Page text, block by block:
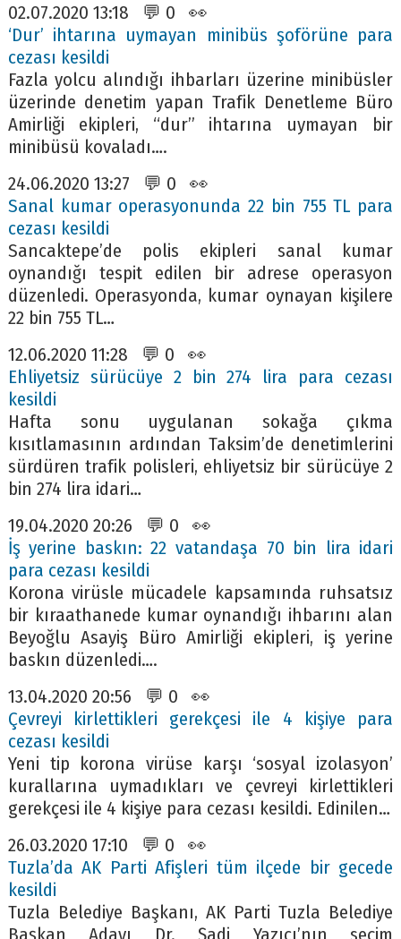
02.07.2020 13:18 💬 0 👀
‘Dur’ ihtarına uymayan minibüs şoförüne para
cezası kesildi
Fazla yolcu alındığı ihbarları üzerine minibüsler
üzerinde denetim yapan Trafik Denetleme Büro
Amirliği ekipleri, “dur” ihtarına uymayan bir
minibüsü kovaladı….
24.06.2020 13:27 💬 0 👀
Sanal kumar operasyonunda 22 bin 755 TL para
cezası kesildi
Sancaktepe’de polis ekipleri sanal kumar
oynandığı tespit edilen bir adrese operasyon
düzenledi. Operasyonda, kumar oynayan kişilere
22 bin 755 TL…
12.06.2020 11:28 💬 0 👀
Ehliyetsiz sürücüye 2 bin 274 lira para cezası
kesildi
Hafta sonu uygulanan sokağa çıkma
kısıtlamasının ardından Taksim’de denetimlerini
sürdüren trafik polisleri, ehliyetsiz bir sürücüye 2
bin 274 lira idari…
19.04.2020 20:26 💬 0 👀
İş yerine baskın: 22 vatandaşa 70 bin lira idari
para cezası kesildi
Korona virüsle mücadele kapsamında ruhsatsız
bir kıraathanede kumar oynandığı ihbarını alan
Beyoğlu Asayiş Büro Amirliği ekipleri, iş yerine
baskın düzenledi….
13.04.2020 20:56 💬 0 👀
Çevreyi kirlettikleri gerekçesi ile 4 kişiye para
cezası kesildi
Yeni tip korona virüse karşı ‘sosyal izolasyon’
kurallarına uymadıkları ve çevreyi kirlettikleri
gerekçesi ile 4 kişiye para cezası kesildi. Edinilen…
26.03.2020 17:10 💬 0 👀
Tuzla’da AK Parti Afişleri tüm ilçede bir gecede
kesildi
Tuzla Belediye Başkanı, AK Parti Tuzla Belediye